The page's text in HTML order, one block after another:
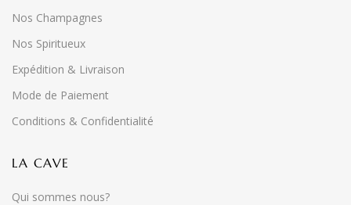
Nos Champagnes
Nos Spiritueux
Expédition & Livraison
Mode de Paiement
Conditions & Confidentialité
LA CAVE
Qui sommes nous?